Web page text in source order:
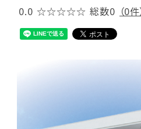
0.0 ☆☆☆☆☆ 総数0 （0件